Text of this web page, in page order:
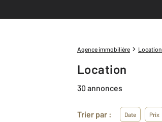
Agence immobilière Location
Location
30 annonces
Trier par : Date Prix